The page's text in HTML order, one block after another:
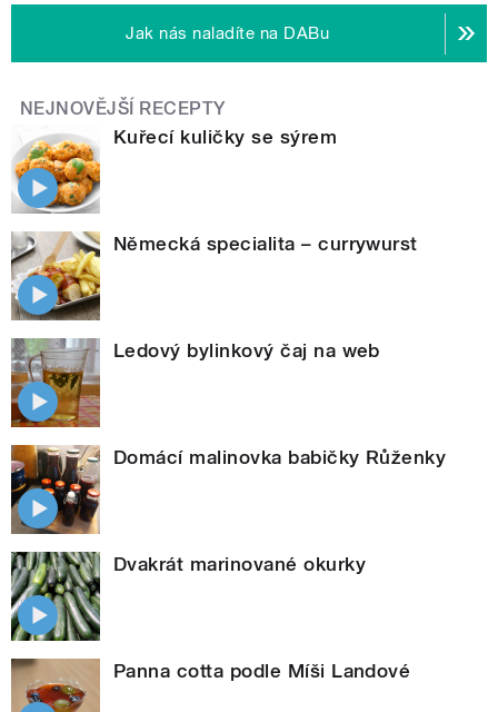
Jak nás naladíte na DABu
NEJNOVĚJŠÍ RECEPTY
Kuřecí kuličky se sýrem
Německá specialita – currywurst
Ledový bylinkový čaj na web
Domácí malinovka babičky Růženky
Dvakrát marinované okurky
Panna cotta podle Míši Landové